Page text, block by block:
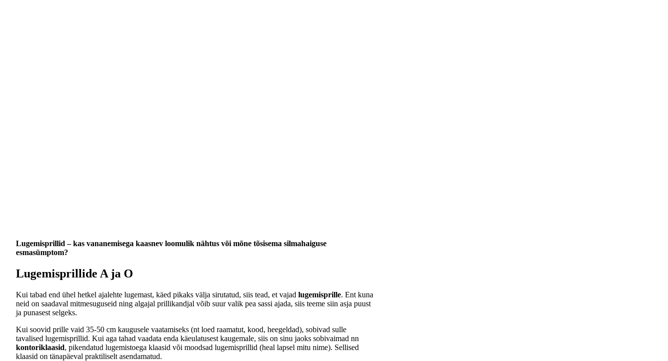
Lugemisprillid – kas vananemisega kaasnev loomulik nähtus või mõne tõsisema silmahaiguse
esmasümptom?
Lugemisprillide A ja O
Kui tabad end ühel hetkel ajalehte lugemast, käed pikaks välja sirutatud, siis tead, et vajad lugemisprille. Ent kuna
neid on saadaval mitmesuguseid ning algajal prillikandjal võib suur valik pea sassi ajada, siis teeme siin asja puust
ja punasest selgeks.
Kui soovid prille vaid 35-50 cm kaugusele vaatamiseks (nt loed raamatut, kood, heegeldad), sobivad sulle
tavalised lugemisprillid. Kui aga tahad vaadata enda käeulatusest kaugemale, siis on sinu jaoks sobivaimad nn
kontoriklaasid, pikendatud lugemistoega klaasid või moodsad lugemisprillid (heal lapsel mitu nime). Sellised
klaasid on tänapäeval praktiliselt asendamatud.